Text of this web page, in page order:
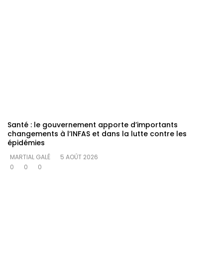
Santé : le gouvernement apporte d’importants
changements à l’INFAS et dans la lutte contre les
épidémies
MARTIAL GALÉ
5 AOÛT 2026
0
0 0